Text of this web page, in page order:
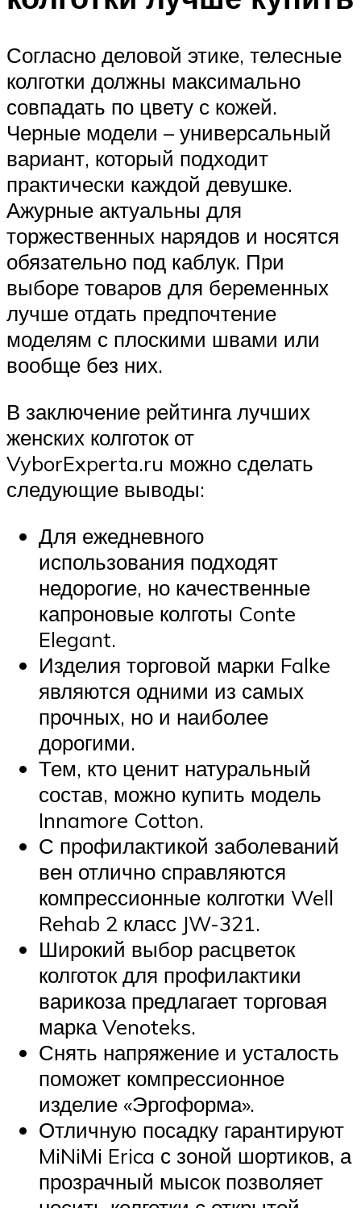
Согласно деловой этике, телесные
колготки должны максимально
совпадать по цвету с кожей.
Черные модели – универсальный
вариант, который подходит
практически каждой девушке.
Ажурные актуальны для
торжественных нарядов и носятся
обязательно под каблук. При
выборе товаров для беременных
лучше отдать предпочтение
моделям с плоскими швами или
вообще без них.
В заключение рейтинга лучших
женских колготок от
VyborExperta.ru можно сделать
следующие выводы:
Для ежедневного
использования подходят
недорогие, но качественные
капроновые колготы Conte
Elegant.
Изделия торговой марки Falke
являются одними из самых
прочных, но и наиболее
дорогими.
Тем, кто ценит натуральный
состав, можно купить модель
Innamore Cotton.
С профилактикой заболеваний
вен отлично справляются
компрессионные колготки Well
Rehab 2 класс JW-321.
Широкий выбор расцветок
колготок для профилактики
варикоза предлагает торговая
марка Venoteks.
Снять напряжение и усталость
поможет компрессионное
изделие «Эргоформа».
Отличную посадку гарантируют
MiNiMi Erica с зоной шортиков, а
прозрачный мысок позволяет